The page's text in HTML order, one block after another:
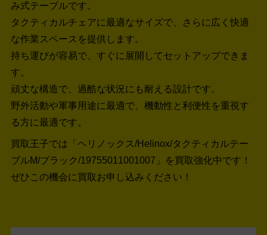
み式テーブルです。
タクティカルチェアに最適なサイズで、さらに広く快適
な作業スペースを提供します。
持ち運びが容易で、すぐに展開してセットアップできま
す。
頑丈な構造で、過酷な状況にも耐える設計です。
野外活動や軍事用途に最適で、機動性と利便性を重視す
る方に最適です。
買取王子では「ヘリノックス/Helinox/タクティカルテー
ブルM/ブラック/19755011001007」を買取強化中です！
ぜひこの機会に買取お申し込みください！